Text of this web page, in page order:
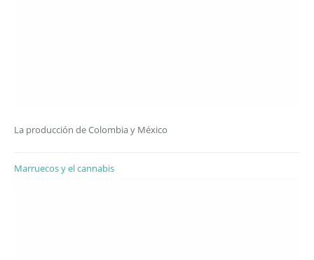
La producción de Colombia y México
Marruecos y el cannabis